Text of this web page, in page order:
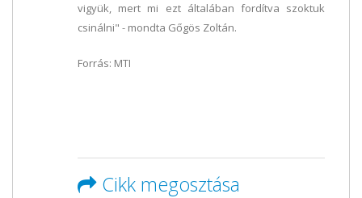
vigyük, mert mi ezt általában fordítva szoktuk
csinálni" - mondta Gőgös Zoltán.
Forrás: MTI
Cikk megosztása